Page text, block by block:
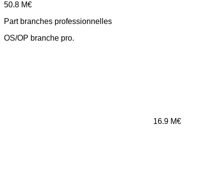
50.8 M€
Part branches professionnelles
OS/OP branche pro.
16.9 M€